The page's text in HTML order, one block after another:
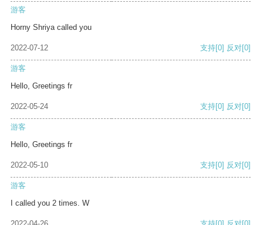
游客
Horny Shriya called you
2022-07-12 支持[0] 反对[0]
游客
Hello, Greetings fr
2022-05-24 支持[0] 反对[0]
游客
Hello, Greetings fr
2022-05-10 支持[0] 反对[0]
游客
I called you 2 times. W